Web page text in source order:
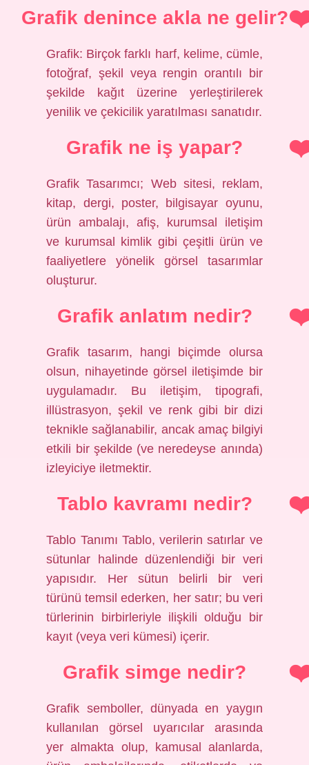
Grafik denince akla ne gelir?
Grafik: Birçok farklı harf, kelime, cümle,
fotoğraf, şekil veya rengin orantılı bir
şekilde kağıt üzerine yerleştirilerek
yenilik ve çekicilik yaratılması sanatıdır.
Grafik ne iş yapar?
Grafik Tasarımcı; Web sitesi, reklam,
kitap, dergi, poster, bilgisayar oyunu,
ürün ambalajı, afiş, kurumsal iletişim
ve kurumsal kimlik gibi çeşitli ürün ve
faaliyetlere yönelik görsel tasarımlar
oluşturur.
Grafik anlatım nedir?
Grafik tasarım, hangi biçimde olursa
olsun, nihayetinde görsel iletişimde bir
uygulamadır. Bu iletişim, tipografi,
illüstrasyon, şekil ve renk gibi bir dizi
teknikle sağlanabilir, ancak amaç bilgiyi
etkili bir şekilde (ve neredeyse anında)
izleyiciye iletmektir.
Tablo kavramı nedir?
Tablo Tanımı Tablo, verilerin satırlar ve
sütunlar halinde düzenlendiği bir veri
yapısıdır. Her sütun belirli bir veri
türünü temsil ederken, her satır; bu veri
türlerinin birbirleriyle ilişkili olduğu bir
kayıt (veya veri kümesi) içerir.
Grafik simge nedir?
Grafik semboller, dünyada en yaygın
kullanılan görsel uyarıcılar arasında
yer almakta olup, kamusal alanlarda,